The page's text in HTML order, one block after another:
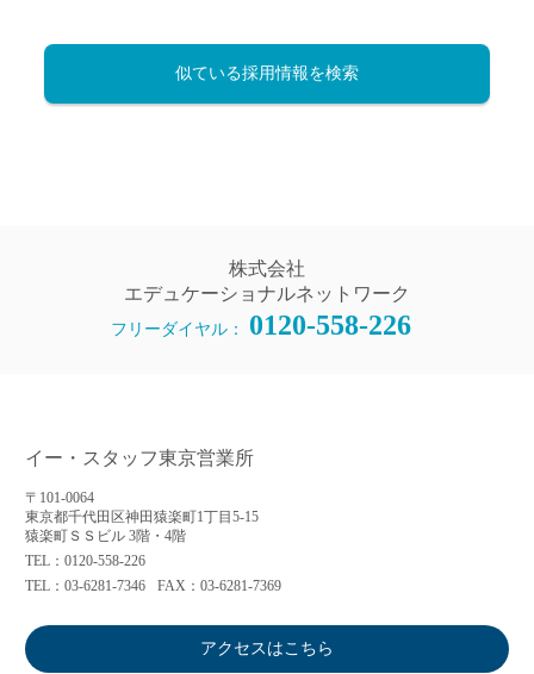
似ている採用情報を検索
株式会社
エデュケーショナルネットワーク
フリーダイヤル： 0120-558-226
イー・スタッフ東京営業所
〒101-0064
東京都千代田区神田猿楽町1丁目5-15
猿楽町ＳＳビル 3階・4階
TEL：0120-558-226
TEL：03-6281-7346
FAX：03-6281-7369
アクセスはこちら